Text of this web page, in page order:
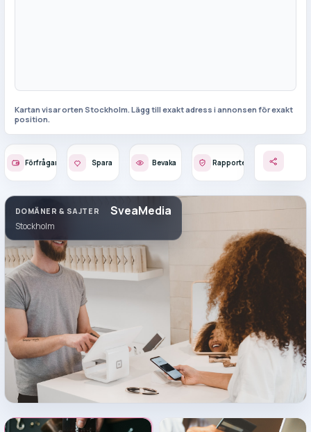
DOMÄNER & SAJTER SveaMedia
Stockholm
Förfrågan Spara Bevaka Rapportera
Kartan visar orten Stockholm. Lägg till exakt adress i annonsen för exakt
position.